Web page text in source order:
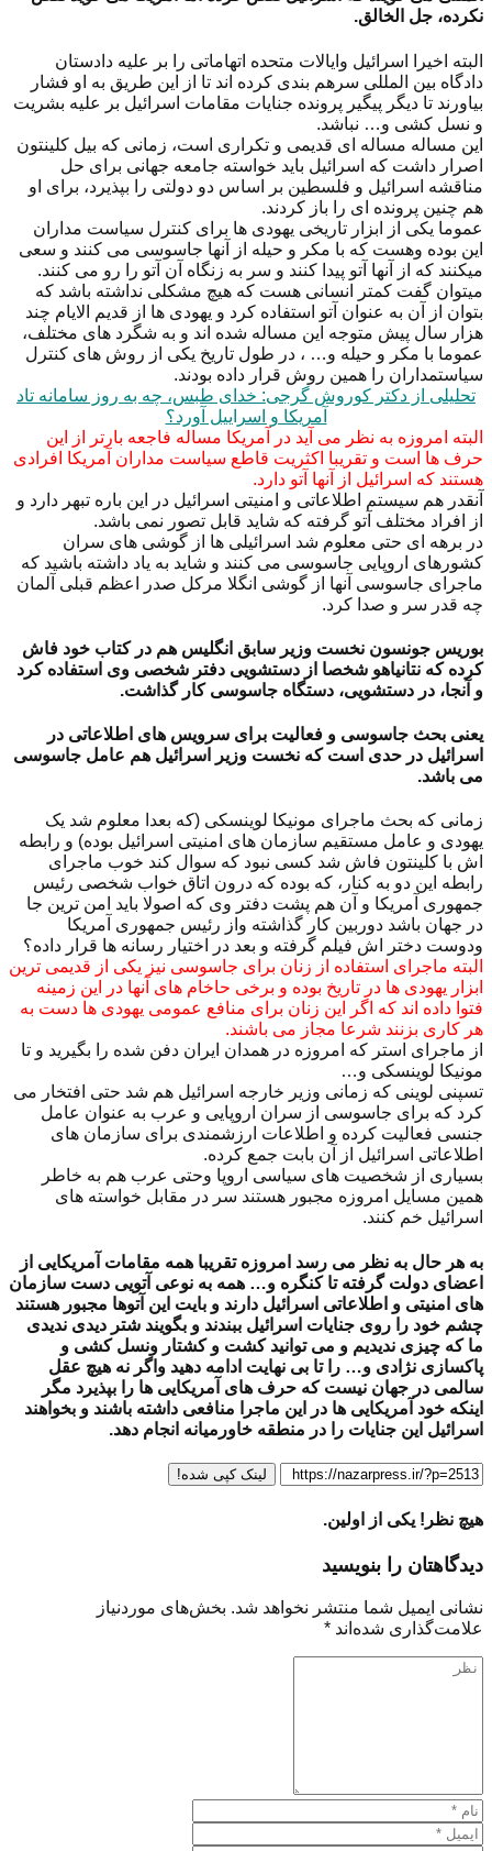
نکرده، جل الخالق.
البته اخیرا اسرائیل وایالات متحده اتهاماتی را بر علیه دادستان
دادگاه بین المللی سرهم بندی کرده اند تا از این طریق به او فشار
بیاورند تا دیگر پیگیر پرونده جنایات مقامات اسرائیل بر علیه بشریت
و نسل کشی و… نباشد.
این مساله مساله ای قدیمی و تکراری است، زمانی که بیل کلینتون
اصرار داشت که اسرائیل باید خواسته جامعه جهانی برای حل
مناقشه اسرائیل و فلسطین بر اساس دو دولتی را بپذیرد، برای او
هم چنین پرونده ای را باز کردند.
عموما یکی از ابزار تاریخی یهودی ها برای کنترل سیاست مداران
این بوده وهست که با مکر و حیله از آنها جاسوسی می کنند و سعی
میکنند که از آنها آتو پیدا کنند و سر به زنگاه آن آتو را رو می کنند.
میتوان گفت کمتر انسانی هست که هیچ مشکلی نداشته باشد که
بتوان از آن به عنوان آتو استفاده کرد و یهودی ها از قدیم الایام چند
هزار سال پیش متوجه این مساله شده اند و به شگرد های مختلف،
عموما با مکر و حیله و… ، در طول تاریخ یکی از روش های کنترل
سیاستمداران را همین روش قرار داده بودند.
تحلیلی از دکتر کوروش گرجی: خدای طبس، چه به روز سامانه تاد
آمریکا و اسراییل آورد؟
البته امروزه به نظر می آید در آمریکا مساله فاجعه بارتر از این
حرف ها است و تقریبا اکثریت قاطع سیاست مداران آمریکا افرادی
هستند که اسرائیل از آنها آتو دارد.
آنقدر هم سیستم اطلاعاتی و امنیتی اسرائیل در این باره تبهر دارد و
از افراد مختلف آتو گرفته که شاید قابل تصور نمی باشد.
در برهه ای حتی معلوم شد اسرائیلی ها از گوشی های سران
کشورهای اروپایی جاسوسی می کنند و شاید به یاد داشته باشید که
ماجرای جاسوسی آنها از گوشی انگلا مرکل صدر اعظم قبلی آلمان
چه قدر سر و صدا کرد.
بوریس جونسون نخست وزیر سابق انگلیس هم در کتاب خود فاش
کرده که نتانیاهو شخصا از دستشویی دفتر شخصی وی استفاده کرد
و آنجا، در دستشویی، دستگاه جاسوسی کار گذاشت.
یعنی بحث جاسوسی و فعالیت برای سرویس های اطلاعاتی در
اسرائیل در حدی است که نخست وزیر اسرائیل هم عامل جاسوسی
می باشد.
زمانی که بحث ماجرای مونیکا لوینسکی (که بعدا معلوم شد یک
یهودی و عامل مستقیم سازمان های امنیتی اسرائیل بوده) و رابطه
اش با کلینتون فاش شد کسی نبود که سوال کند خوب ماجرای
رابطه این دو به کنار، که بوده که درون اتاق خواب شخصی رئیس
جمهوری آمریکا و آن هم پشت دفتر وی که اصولا باید امن ترین جا
در جهان باشد دوربین کار گذاشته واز رئیس جمهوری آمریکا
ودوست دختر اش فیلم گرفته و بعد در اختیار رسانه ها قرار داده؟
البته ماجرای استفاده از زنان برای جاسوسی نیز یکی از قدیمی ترین
ابزار یهودی ها در تاریخ بوده و برخی حاخام های آنها در این زمینه
فتوا داده اند که اگر این زنان برای منافع عمومی یهودی ها دست به
هر کاری بزنند شرعا مجاز می باشند.
از ماجرای استر که امروزه در همدان ایران دفن شده را بگیرید و تا
مونیکا لوینسکی و…
تسپنی لوینی که زمانی وزیر خارجه اسرائیل هم شد حتی افتخار می
کرد که برای جاسوسی از سران اروپایی و عرب به عنوان عامل
جنسی فعالیت کرده و اطلاعات ارزشمندی برای سازمان های
اطلاعاتی اسرائیل از آن بابت جمع کرده.
بسیاری از شخصیت های سیاسی اروپا وحتی عرب هم به خاطر
همین مسایل امروزه مجبور هستند سر در مقابل خواسته های
اسرائیل خم کنند.
به هر حال به نظر می رسد امروزه تقریبا همه مقامات آمریکایی از
اعضای دولت گرفته تا کنگره و… همه به نوعی آتویی دست سازمان
های امنیتی و اطلاعاتی اسرائیل دارند و بایت این آتوها مجبور هستند
چشم خود را روی جنایات اسرائیل ببندند و بگویند شتر دیدی ندیدی
ما که چیزی ندیدیم و می توانید کشت و کشتار ونسل کشی و
پاکسازی نژادی و… را تا بی نهایت ادامه دهید واگر نه هیچ عقل
سالمی در جهان نیست که حرف های آمریکایی ها را بپذیرد مگر
اینکه خود آمریکایی ها در این ماجرا منافعی داشته باشند و بخواهند
اسرائیل این جنایات را در منطقه خاورمیانه انجام دهد.
لینک کپی شده!
هیچ نظر! یکی از اولین.
دیدگاهتان را بنویسید
نشانی ایمیل شما منتشر نخواهد شد. بخش‌های موردنیاز
علامت‌گذاری شده‌اند *